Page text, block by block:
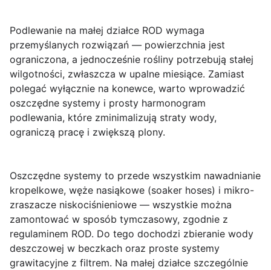
Podlewanie na małej działce ROD wymaga
przemyślanych rozwiązań — powierzchnia jest
ograniczona, a jednocześnie rośliny potrzebują stałej
wilgotności, zwłaszcza w upalne miesiące. Zamiast
polegać wyłącznie na konewce, warto wprowadzić
oszczędne systemy i prosty harmonogram
podlewania, które zminimalizują straty wody,
ograniczą pracę i zwiększą plony.
Oszczędne systemy to przede wszystkim nawadnianie
kropelkowe, węże nasiąkowe (soaker hoses) i mikro-
zraszacze niskociśnieniowe — wszystkie można
zamontować w sposób tymczasowy, zgodnie z
regulaminem ROD. Do tego dochodzi zbieranie wody
deszczowej w beczkach oraz proste systemy
grawitacyjne z filtrem. Na małej działce szczególnie